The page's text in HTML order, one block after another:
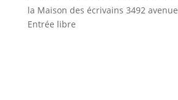
la Maison des écrivains 3492
Entrée libre